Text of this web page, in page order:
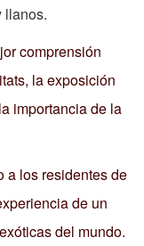
llanos.
comprensión
la exposición
importancia de la
a los residentes de
de un
del mundo.